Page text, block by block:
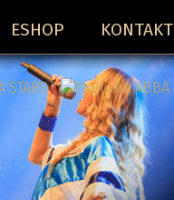
ESHOP KONTAKT